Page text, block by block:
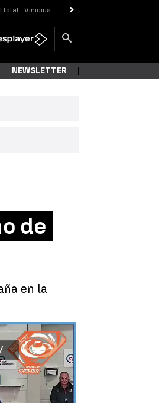
total Vinicius
NEWSLETTER
de
en la
|Joaquín Albareda